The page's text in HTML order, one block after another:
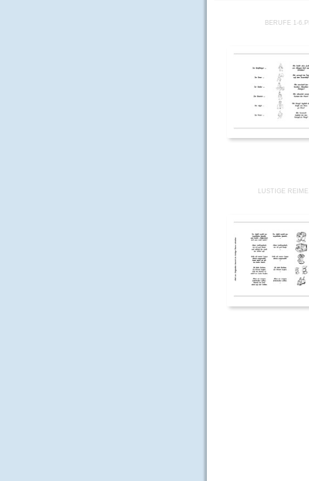
BERUFE 1-
LUSTIGE